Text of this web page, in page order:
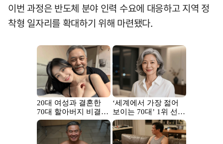
이번 과정은 반도체 분야 인력 수요에 대응하고 지역 정
착형 일자리를 확대하기 위해 마련됐다.